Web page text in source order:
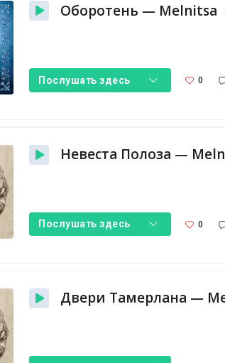
Оборотень — Melnitsa
Послушать здесь 0
Невеста Полоза —
Послушать здесь 0
Двери Тамерлана —